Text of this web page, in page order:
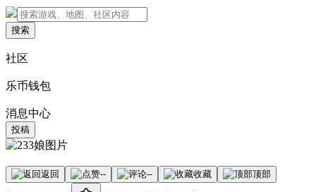
搜索
社区
乐币钱包
消息中心
投稿
返回 -- -- 收藏 顶部